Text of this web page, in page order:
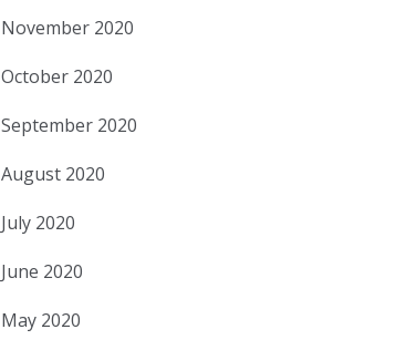
November 2020
October 2020
September 2020
August 2020
July 2020
June 2020
May 2020